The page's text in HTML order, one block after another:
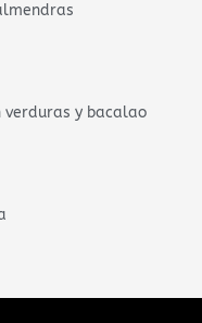
y bacalao